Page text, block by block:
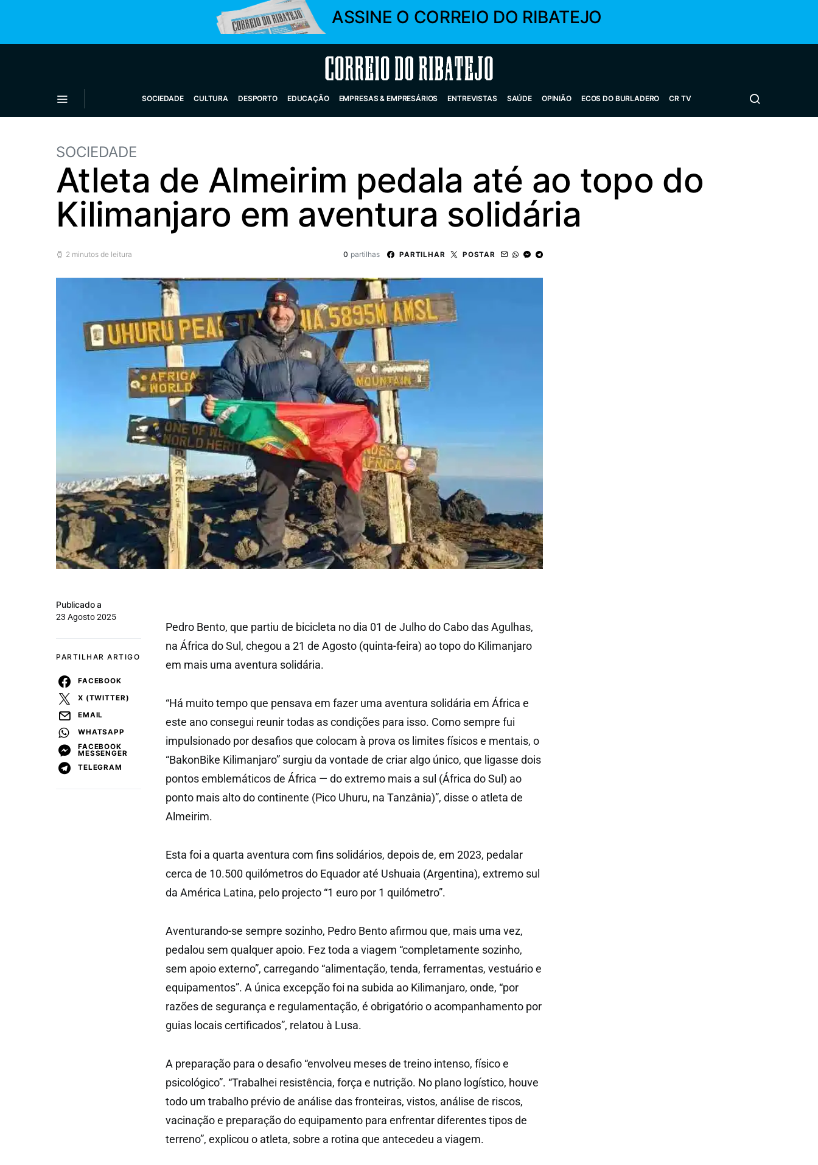
ASSINE O CORREIO DO RIBATEJO
Correio do Ribatejo
SOCIEDADE CULTURA DESPORTO EDUCAÇÃO EMPRESAS & EMPRESÁRIOS ENTREVISTAS SAÚDE OPINIÃO ECOS DO BURLADERO CR TV
SOCIEDADE
Atleta de Almeirim pedala até ao topo do
Kilimanjaro em aventura solidária
2 minutos de leitura 0 partilhas PARTILHAR POSTAR
Publicado a
23 Agosto 2025
PARTILHAR ARTIGO
FACEBOOK
X (TWITTER)
EMAIL
WHATSAPP
FACEBOOK
MESSENGER
TELEGRAM
Pedro Bento, que partiu de bicicleta no dia 01 de Julho do Cabo das Agulhas,
na África do Sul, chegou a 21 de Agosto (quinta-feira) ao topo do Kilimanjaro
em mais uma aventura solidária.
“Há muito tempo que pensava em fazer uma aventura solidária em África e
este ano consegui reunir todas as condições para isso. Como sempre fui
impulsionado por desafios que colocam à prova os limites físicos e mentais, o
“BakonBike Kilimanjaro” surgiu da vontade de criar algo único, que ligasse dois
pontos emblemáticos de África — do extremo mais a sul (África do Sul) ao
ponto mais alto do continente (Pico Uhuru, na Tanzânia)”, disse o atleta de
Almeirim.
Esta foi a quarta aventura com fins solidários, depois de, em 2023, pedalar
cerca de 10.500 quilómetros do Equador até Ushuaia (Argentina), extremo sul
da América Latina, pelo projecto “1 euro por 1 quilómetro”.
Aventurando-se sempre sozinho, Pedro Bento afirmou que, mais uma vez,
pedalou sem qualquer apoio. Fez toda a viagem “completamente sozinho,
sem apoio externo”, carregando “alimentação, tenda, ferramentas, vestuário e
equipamentos”. A única excepção foi na subida ao Kilimanjaro, onde, “por
razões de segurança e regulamentação, é obrigatório o acompanhamento por
guias locais certificados”, relatou à Lusa.
A preparação para o desafio “envolveu meses de treino intenso, físico e
psicológico”. “Trabalhei resistência, força e nutrição. No plano logístico, houve
todo um trabalho prévio de análise das fronteiras, vistos, análise de riscos,
vacinação e preparação do equipamento para enfrentar diferentes tipos de
terreno”, explicou o atleta, sobre a rotina que antecedeu a viagem.